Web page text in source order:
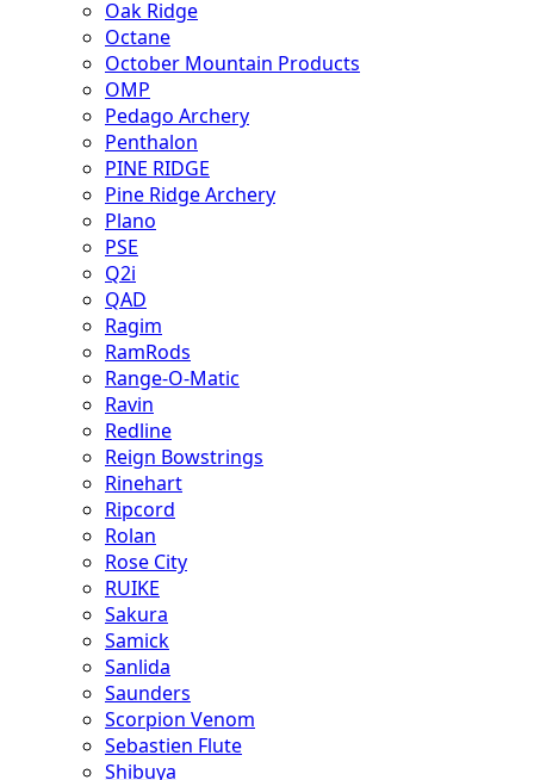
Oak Ridge
Octane
October Mountain Products
OMP
Pedago Archery
Penthalon
PINE RIDGE
Pine Ridge Archery
Plano
PSE
Q2i
QAD
Ragim
RamRods
Range-O-Matic
Ravin
Redline
Reign Bowstrings
Rinehart
Ripcord
Rolan
Rose City
RUIKE
Sakura
Samick
Sanlida
Saunders
Scorpion Venom
Sebastien Flute
Shibuya